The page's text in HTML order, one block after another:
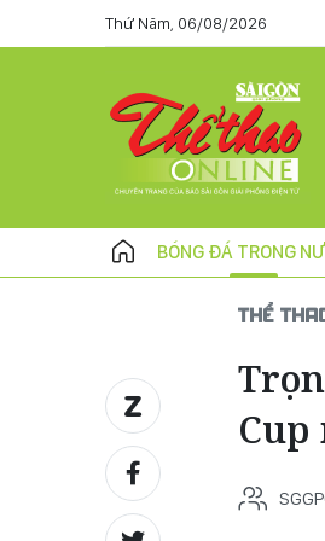
Thứ Năm, 06/08/2026
BÓNG ĐÁ TRONG
THỂ
Cup